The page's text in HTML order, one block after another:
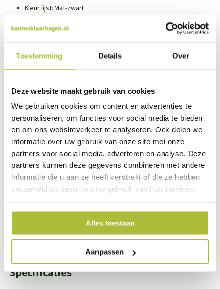
Toestemming Details Over
Deze website maakt gebruik van cookies
We gebruiken cookies om content en advertenties te
personaliseren, om functies voor social media te bieden
en om ons websiteverkeer te analyseren. Ook delen we
informatie over uw gebruik van onze site met onze
partners voor social media, adverteren en analyse. Deze
partners kunnen deze gegevens combineren met andere
informatie die u aan ze heeft verstrekt of die ze hebben
verzameld op basis van uw gebruik van hun services.
Alles toestaan
Aanpassen
Kleur lijst: Mat-zwart
Verkrijgbaar met verschillende soorten kunsthagen.
Tip: Met meerdere planten schilderijen creëer je je eigen
speelseplantenwand
We staan voor je klaar
Wil je advies of heb je een vraag? Neem contact op met ons
Start chat
0344-228103
Specificaties